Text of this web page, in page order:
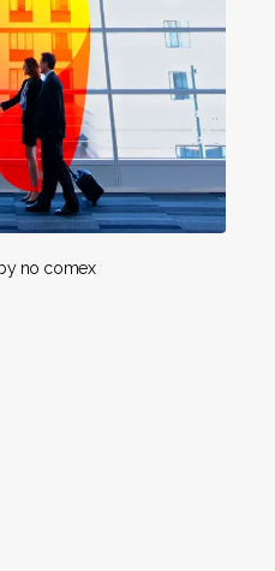
no comex